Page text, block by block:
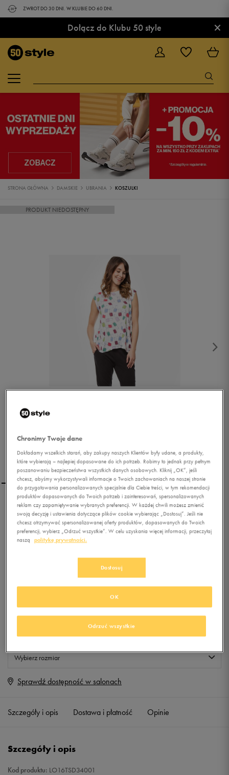
ZWROT DO 30 DNI. W KLUBIE DO 60 DNI.
Dołącz do Klubu 50 style ×
STRONA GŁÓWNA DAMSKIE UBRANIA KOSZULKI
PRODUKT NIEDOSTĘPNY
LOTTO T-SHIRT GLOSS
0.0(0)
KLUBIE 50 STYLE
Produkt niedostępny
Jeśli artykuł będzie ponownie dostępny, otrzymasz od nas powiadomienie.
Wybierz rozmiar
XS Powiadom o dostępności
S Powiadom o dostępności
Sprawdź dostępność w salonach
Szczegóły i opis Dostawa i płatność Opinie
Szczegóły i opis
Kod produktu: LO16TSD34001
Chronimy Twoje dane
Dokładamy wszelkich starań, aby zakupy naszych Klientów były udane, a produkty,
które wybierają – najlepiej dopasowane do ich potrzeb. Robimy to jednak przy pełnym
poszanowaniu bezpieczeństwa wszystkich danych osobowych. Kliknij „OK”, jeśli
chcesz, abyśmy wykorzystywali informacje o Twoich zachowaniach na naszej stronie
do przygotowania personalizowanych specjalnie dla Ciebie treści, w tym rekomendacji
produktów dopasowanych do Twoich potrzeb i zainteresowań, spersonalizowanych
reklam czy zapamiętywanie wybranych preferencji. W każdej chwili możesz zmienić
swoją decyzję i ustawienia dotyczące plików cookie wybierając „Dostosuj”. Jeśli nie
chcesz otrzymywać spersonalizowanej oferty produktów, dopasowanych do Twoich
preferencji, wybierz „Odrzuć wszystkie”. W celu uzyskania więcej informacji, przeczytaj
naszą
politykę prywatności.
Dostosuj
Odrzuć wszystkie
OK